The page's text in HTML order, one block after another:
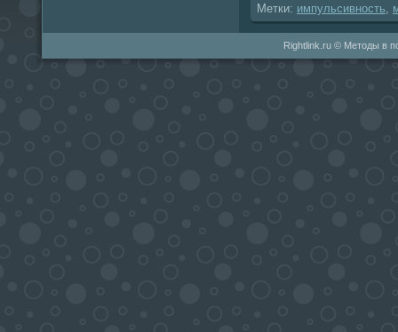
Метки: импульсивность
Rightlink.ru © Методы в